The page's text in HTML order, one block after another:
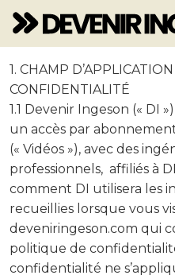
1. CHAMP
CONFIDENTIALITÉ
1.1 Devenir Ingeson (« DI
un accès par
(« Vidéos »), avec des
professionnels, affiliés à
comment DI utilisera les
recueillies lorsque vous
deveniringeson.com qui
politique de
confidentialité ne